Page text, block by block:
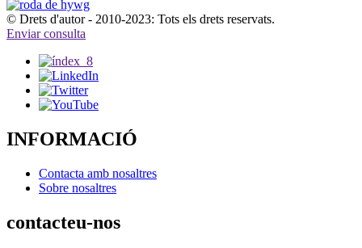
© Drets d'autor - 2010-2023: Tots els drets reservats.
Enviar consulta
INFORMACIÓ
Contacta amb nosaltres
Sobre nosaltres
contacteu-nos